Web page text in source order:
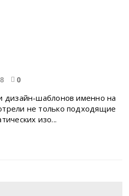
0
дизайн-шаблонов именно на
не только подходящие
изо...